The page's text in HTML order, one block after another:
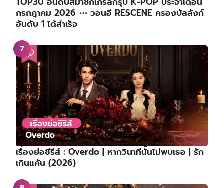
กรกฎาคม 2026 ⋯ วอนอี RESCENE ครองบัลลังก์
อันดับ 1 ได้สำเร็จ
เรื่องย่อซีรีส์ : Overdo | หากวินาทีนั้นไม่พบเธอ | รัก
เกินแค้น (2026)